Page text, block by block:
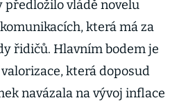
vládě novelu
která má za
řidičů. Hlavním bodem je
která doposud
navázala na vývoj inflace